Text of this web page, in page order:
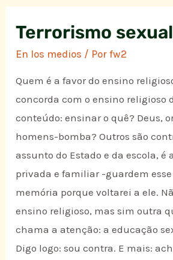
Terrorismo sexual
En los medios / Porfw2
Quem é a favor do ensino
concorda com o ensino religioso
conteúdo: ensinar o quê? Deus,
homens-bomba? Outros são
assunto do Estado e da escola, é
privada e familiar -guardem
memória porque voltarei a ele.
ensino religioso, mas sim outra
chama a atenção: a educação
Digo logo: sou contra. E mais: